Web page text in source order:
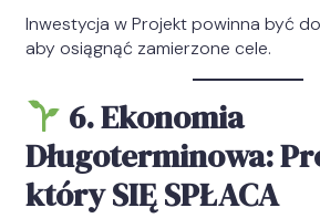
Inwestycja w Projekt powinna być
aby osiągnąć zamierzone cele.
6. Ekonomia
Długoterminowa:
który SIĘ SPŁACA